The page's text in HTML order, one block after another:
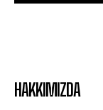
HAKKIMIZDA